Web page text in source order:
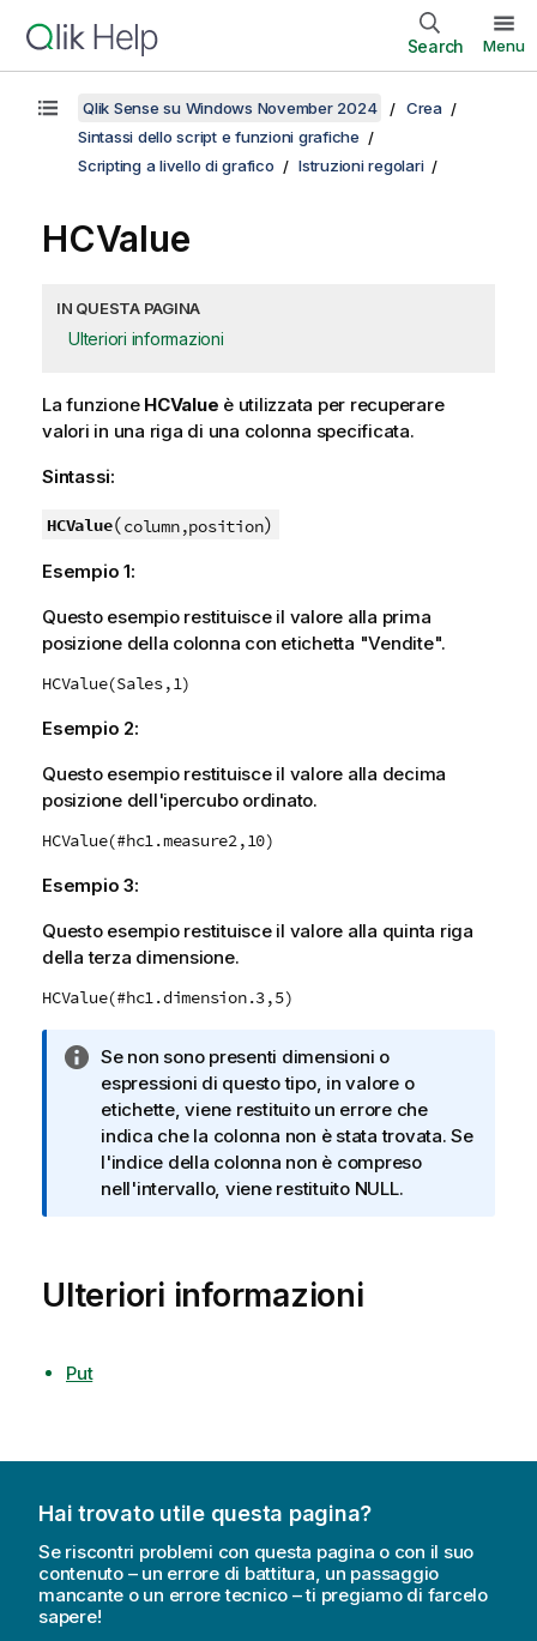
Search Menu
Qlik Sense su Windows November 2024
Crea
Sintassi dello script e funzioni grafiche
Scripting a livello di grafico
Istruzioni regolari
HCValue
IN QUESTA PAGINA
Ulteriori informazioni
La funzione HCValue è utilizzata per recuperare
valori in una riga di una colonna specificata.
Sintassi:
HCValue(column,position)
Esempio 1:
Questo esempio restituisce il valore alla prima
posizione della colonna con etichetta "Vendite".
HCValue(Sales,1)
Esempio 2:
Questo esempio restituisce il valore alla decima
posizione dell'ipercubo ordinato.
HCValue(#hc1.measure2,10)
Esempio 3:
Questo esempio restituisce il valore alla quinta riga
della terza dimensione.
HCValue(#hc1.dimension.3,5)
N
o
t
a
i
n
m
Se non sono presenti dimensioni o
espressioni di questo tipo, in valore o
etichette, viene restituito un errore che
indica che la colonna non è stata trovata. Se
l'indice della colonna non è compreso
nell'intervallo, viene restituito NULL.
Ulteriori informazioni
Put
Hai trovato utile questa pagina?
Se riscontri problemi con questa pagina o con il suo
contenuto – un errore di battitura, un passaggio
mancante o un errore tecnico – ti pregiamo di farcelo
sapere!